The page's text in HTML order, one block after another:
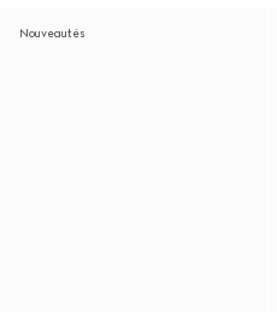
Nouveautés